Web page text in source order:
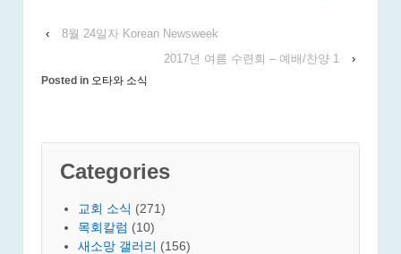
‹
8월 24일자 Korean Newsweek
2017년 여름 수련회 – 예배/찬양 1
›
Posted in 오타와 소식
Categories
교회 소식 (271)
목회칼럼 (10)
새소망 갤러리 (156)